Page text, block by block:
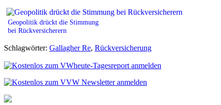
Geopolitik drückt die Stimmung
bei Rückversicherern
Schlagwörter: Gallagher Re, Rückversicherung